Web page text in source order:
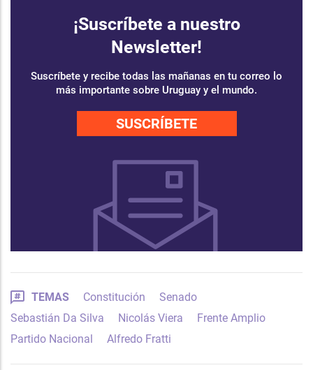
¡Suscríbete a nuestro
Newsletter!
Suscríbete y recibe todas las mañanas en tu correo lo
más importante sobre Uruguay y el mundo.
SUSCRÍBETE
TEMAS Constitución
Senado
Sebastián Da Silva
Nicolás Viera
Frente Amplio
Partido Nacional
Alfredo Fratti